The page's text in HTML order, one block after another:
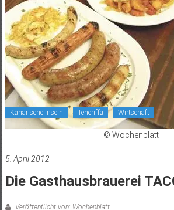
Kanarische Inseln Teneriffa Wirtschaft
© Wochenblatt
5. April 2012
Die Gasthausbrauerei
Veröffentlicht von: Wochenblatt